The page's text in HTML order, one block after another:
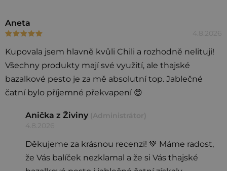
d
n
o
c
e
n
Aneta
Hodnocení produktu je 5 z 5 hvězdiček.
4.8.2026
Kupovala jsem hlavně kvůli Chili a rozhodně nelituji!
Všechny produkty mají své využití, ale thajské
bazalkové pesto je za mě absolutní top. Jablečné
čatní bylo příjemné překvapení 😍
Anička z Živiny (Administrátor)
4.8.2026
Děkujeme za krásnou recenzi! 💚 Máme radost,
že Vás balíček nezklamal a že si Vás thajské